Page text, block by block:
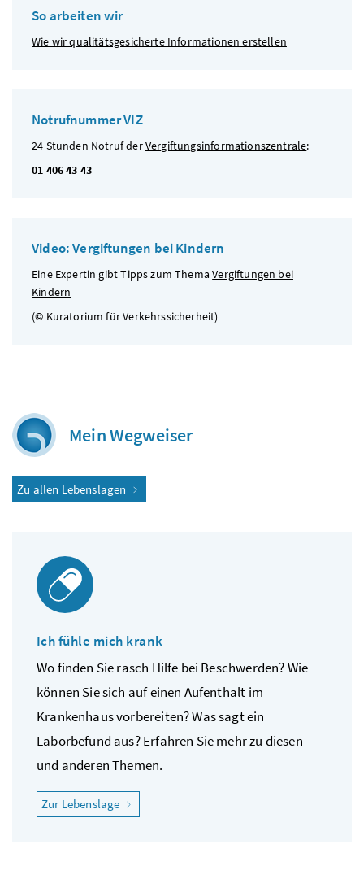
So arbeiten wir
Wie wir qualitätsgesicherte Informationen erstellen
Notrufnummer VIZ
24 Stunden Notruf derVergiftungsinformationszentrale:
01 406 43 43
Video: Vergiftungen bei Kindern
Eine Expertin gibt Tipps zum ThemaVergiftungen bei
Kindern
(© Kuratorium für Verkehrssicherheit)
Mein Wegweiser
Zu allen Lebenslagen
Ich fühle mich krank
Wo finden Sie rasch Hilfe bei Beschwerden? Wie
können Sie sich auf einen Aufenthalt im
Krankenhaus vorbereiten? Was sagt ein
Laborbefund aus? Erfahren Sie mehr zu diesen
und anderen Themen.
Zur Lebenslage "Ich fühle mich krank"